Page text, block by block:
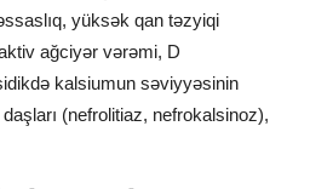
yüksək qan təzyiqi
ağciyər vərəmi, D
kalsiumun səviyyəsinin
(nefrolitiaz, nefrokalsinoz),